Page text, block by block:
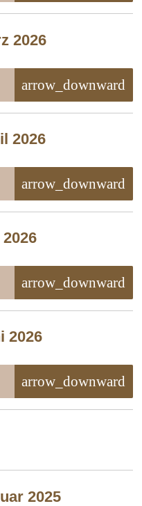
2026
arrow_downward
2026
arrow_downward
arrow_downward
2026
arrow_downward
2025